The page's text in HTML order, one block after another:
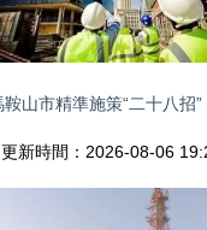
更新時間：2026-08-06